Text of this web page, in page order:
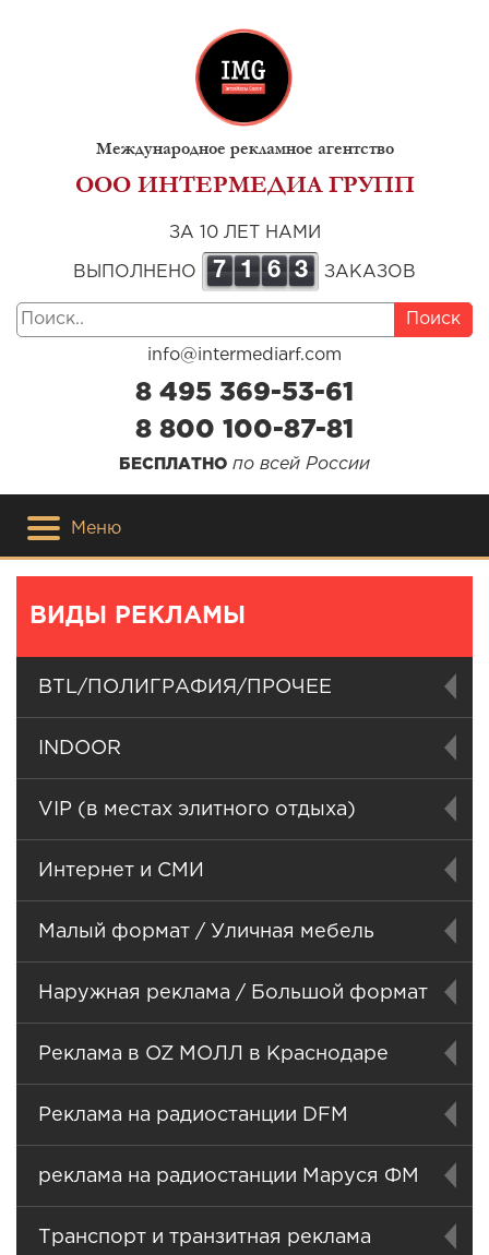
Международное рекламное агентство
ООО ИНТЕРМЕДИА ГРУПП
ЗА 10 ЛЕТ НАМИ
ВЫПОЛНЕНО 7 1 6 3 ЗАКАЗОВ
Поиск
info@intermediarf.com
8 495 369-53-61
8 800 100-87-81
БЕСПЛАТНО по всей России
Меню
ВИДЫ РЕКЛАМЫ
BTL/ПОЛИГРАФИЯ/ПРОЧЕЕ
INDOOR
VIP (в местах элитного отдыха)
Интернет и СМИ
Малый формат / Уличная мебель
Наружная реклама / Большой формат
Реклама в OZ МОЛЛ в Краснодаре
Реклама на радиостанции DFM
реклама на радиостанции Маруся ФМ
Транспорт и транзитная реклама